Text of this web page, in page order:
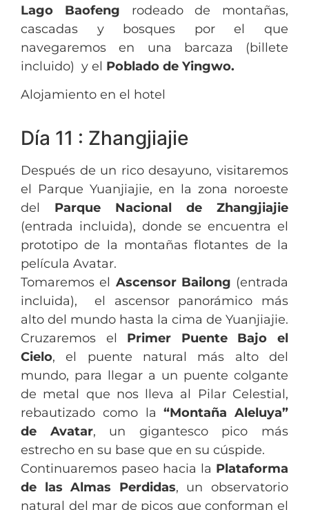
Lago Baofeng rodeado de montañas,
cascadas y bosques por el que
navegaremos en una barcaza (billete
incluido) y el Poblado de Yingwo.
Alojamiento en el hotel
Día 11 : Zhangjiajie
Después de un rico desayuno, visitaremos
el Parque Yuanjiajie, en la zona noroeste
del Parque Nacional de Zhangjiajie
(entrada incluida), donde se encuentra el
prototipo de la montañas flotantes de la
película Avatar.
Tomaremos el Ascensor Bailong (entrada
incluida), el ascensor panorámico más
alto del mundo hasta la cima de Yuanjiajie.
Cruzaremos el Primer Puente Bajo el
Cielo, el puente natural más alto del
mundo, para llegar a un puente colgante
de metal que nos lleva al Pilar Celestial,
rebautizado como la“Montaña Aleluya”
de Avatar, un gigantesco pico más
estrecho en su base que en su cúspide.
Continuaremos paseo hacia la Plataforma
de las Almas Perdidas, un observatorio
natural del mar de picos que conforman el